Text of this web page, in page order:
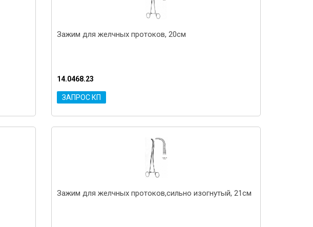
Зажим для желчных протоков, 20см
14.0468.23
ЗАПРОС КП
Зажим для желчных протоков,сильно изогнутый, 21см